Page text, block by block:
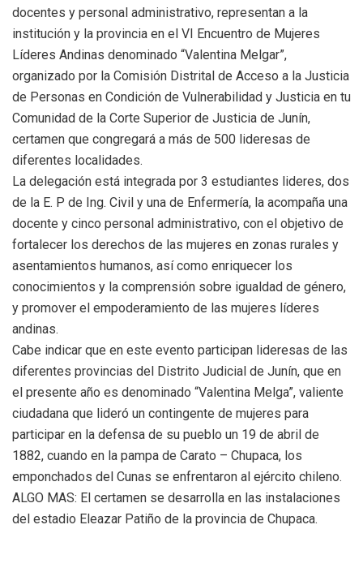
docentes y personal administrativo, representan a la
institución y la provincia en el VI Encuentro de Mujeres
Líderes Andinas denominado “Valentina Melgar”,
organizado por la Comisión Distrital de Acceso a la Justicia
de Personas en Condición de Vulnerabilidad y Justicia en tu
Comunidad de la Corte Superior de Justicia de Junín,
certamen que congregará a más de 500 lideresas de
diferentes localidades.
La delegación está integrada por 3 estudiantes lideres, dos
de la E. P de Ing. Civil y una de Enfermería, la acompaña una
docente y cinco personal administrativo, con el objetivo de
fortalecer los derechos de las mujeres en zonas rurales y
asentamientos humanos, así como enriquecer los
conocimientos y la comprensión sobre igualdad de género,
y promover el empoderamiento de las mujeres líderes
andinas.
Cabe indicar que en este evento participan lideresas de las
diferentes provincias del Distrito Judicial de Junín, que en
el presente año es denominado “Valentina Melga”, valiente
ciudadana que lideró un contingente de mujeres para
participar en la defensa de su pueblo un 19 de abril de
1882, cuando en la pampa de Carato – Chupaca, los
emponchados del Cunas se enfrentaron al ejército chileno.
ALGO MAS: El certamen se desarrolla en las instalaciones
del estadio Eleazar Patiño de la provincia de Chupaca.